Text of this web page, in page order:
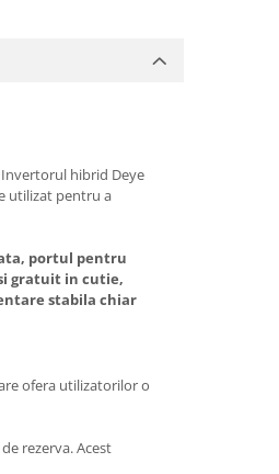
hibrid Deye
utilizat pentru a
portul pentru
gratuit in cutie,
stabila chiar
ofera utilizatorilor o
rezerva. Acest